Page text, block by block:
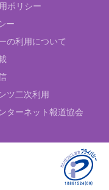
ポリシー
ー
の利用について
ツ二次利用
ターネット報道協会